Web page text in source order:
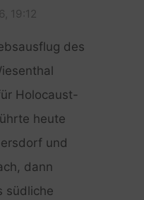
19:12
des
Holocaust-
heute
und
dann
südliche